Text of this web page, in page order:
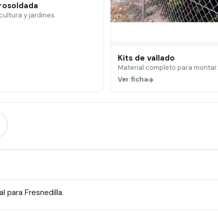
y jardines.
Kits de vallado
Material completo para montar.
Ver ficha
para Fresnedilla.